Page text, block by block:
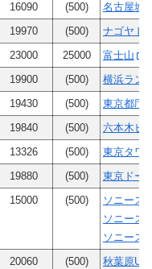
16090 (500)
名古屋城
19970 (500)
ナゴヤド
23000 25000
富士山
19900 (500)
横浜ラン
19430 (500)
東京都庁
19840 (500)
六本木ヒ
13326 (500)
東京タワ
19880 (500)
東京ドー
15000 (500)
ソニース
ソニース
ソニース
20060 (500)
秋葉原